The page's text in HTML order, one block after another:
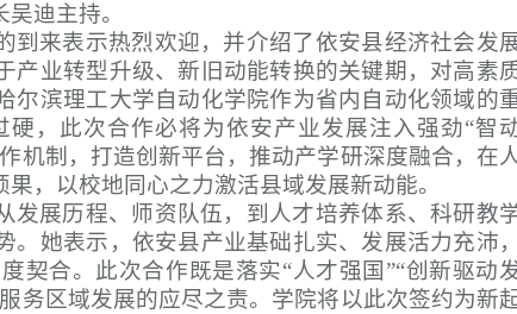
迪主持。
到来表示热烈欢迎，并介绍了依安县经济社会发
产业转型升级、新旧动能转换的关键期，对高素
尔滨理工大学自动化学院作为省内自动化领域的
，此次合作必将为依安产业发展注入强劲“智
机制，打造创新平台，推动产学研深度融合，在人
，以校地同心之力激活县域发展新动能。
发展历程、师资队伍，到人才培养体系、科研教
她表示，依安县产业基础扎实、发展活力充沛，
契合。此次合作既是落实“人才强国”“创新驱动
务区域发展的应尽之责。学院将以此次签约为新